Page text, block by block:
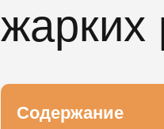
жарких
Содержание